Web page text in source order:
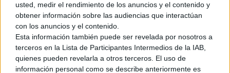
usted, medir el rendimiento de los anuncios y el contenido y
obtener información sobre las audiencias que interactúan
con los anuncios y el contenido.
Esta información también puede ser revelada por nosotros a
terceros en la Lista de Participantes Intermedios de la IAB,
quienes pueden revelarla a otros terceros. El uso de
información personal como se describe anteriormente es
Al parecer,«Mareas Negras» se trata de un arco de unas
dos horas de duración, el cual concluye el viaje de Naoe y
Yasuke, mientras que conecta con la historia de Edward
Kenwayen Assassin’s Creed Black Flag Resynced. Es
importante mencionar que para acceder a «Mareas Negras»
no es necesario poseer la expansión «Las Garras de Awaji»;